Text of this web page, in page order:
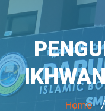
Home /